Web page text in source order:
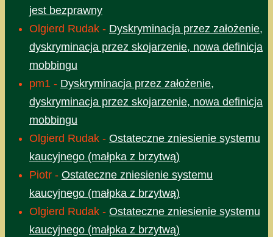
jest bezprawny
Olgierd Rudak - Dyskryminacja przez założenie,
dyskryminacja przez skojarzenie, nowa definicja
mobbingu
pm1 - Dyskryminacja przez założenie,
dyskryminacja przez skojarzenie, nowa definicja
mobbingu
Olgierd Rudak - Ostateczne zniesienie systemu
kaucyjnego (małpka z brzytwą)
Piotr - Ostateczne zniesienie systemu
kaucyjnego (małpka z brzytwą)
Olgierd Rudak - Ostateczne zniesienie systemu
kaucyjnego (małpka z brzytwą)